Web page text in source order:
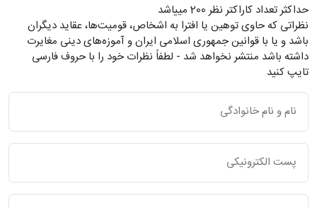
حداکثر تعداد کاراکتر نظر 200 ميياشد
نظراتی که حاوی توهین یا افترا به اشخاص، قومیت‌ها، عقاید دیگران
باشد و یا با قوانین جمهوری اسلامی ایران و آموزه‌های دینی مغایرت
داشته باشد منتشر نخواهد شد - لطفاً نظرات خود را با حروف فارسی
تایپ کنید